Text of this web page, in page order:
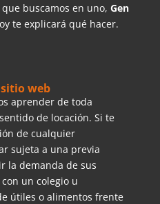
buscamos en uno, Gen
te explicará qué hacer.
web
aprender de toda
de locación. Si te
de cualquier
sujeta a una previa
la demanda de sus
un colegio u
útiles o alimentos frente